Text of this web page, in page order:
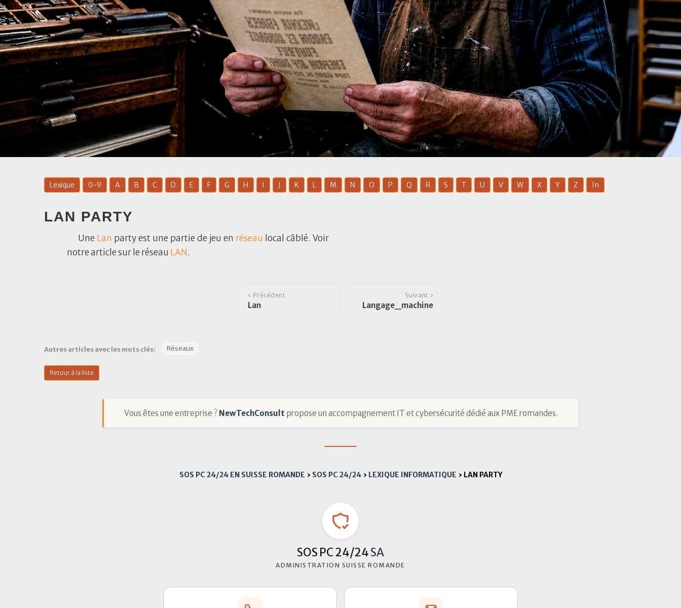
Lexique 0-9 A B C D E F G H I J K L M N O P Q R S T U V W X Y Z In
LAN PARTY
Une Lan party est une partie de jeu en réseau local câblé. Voir
notre article sur le réseau LAN.
‹ Précédent
Lan
Suivant ›
Langage_machine
Autres articles avec les mots clés: Réseaux
Retour à la liste
Vous êtes une entreprise ? NewTechConsult propose un accompagnement IT et cybersécurité dédié aux PME romandes.
SOS PC 24/24 EN SUISSE ROMANDE › SOS PC 24/24 › LEXIQUE INFORMATIQUE › LAN PARTY
SOS PC 24/24SA
ADMINISTRATION SUISSE ROMANDE